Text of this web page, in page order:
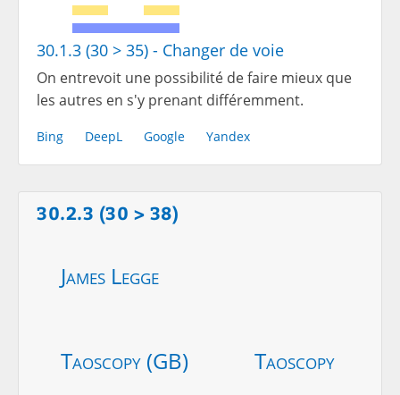
30.1.3 (30 > 35) - Changer de voie
On entrevoit une possibilité de faire mieux que
les autres en s'y prenant différemment.
Bing DeepL Google Yandex
30.2.3 (30 > 38)
James Legge
Taoscopy (GB) Taoscopy